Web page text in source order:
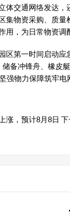
交通网络发达
集物资采购、质
，为日常物资调
第一时间启动应
备冲锋舟、橡皮
强物力保障筑牢电
涨，预计8月8日 下